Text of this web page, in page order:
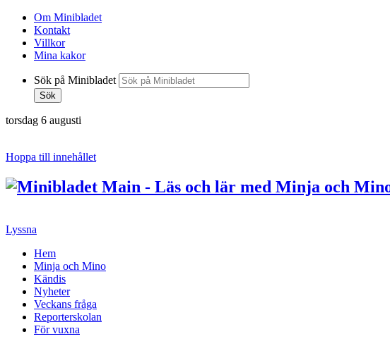
Om Minibladet
Kontakt
Villkor
Mina kakor
Sök på Minibladet
Sök
torsdag 6 augusti
Hoppa till innehållet
Lyssna
Hem
Minja och Mino
Kändis
Nyheter
Veckans fråga
Reporterskolan
För vuxna